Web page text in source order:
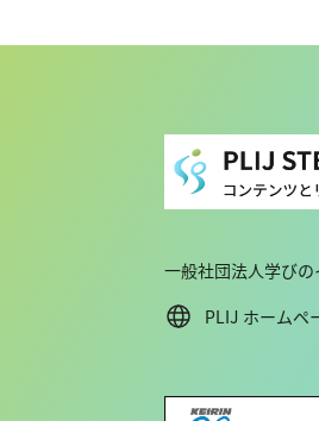
一般社団法人学びの
PLIJ ホームペ